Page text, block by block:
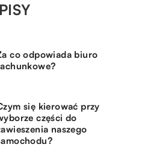
co odpowiada biuro
się kierować przy
części do
naszego